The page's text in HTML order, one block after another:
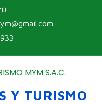
Y TURISMO